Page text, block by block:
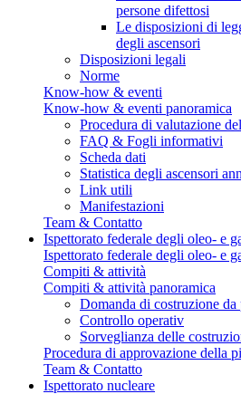
persone difettosi
Le disposizioni di
degli ascensori
Disposizioni legali
Norme
Know-how & eventi
Know-how & eventi panoramica
Procedura di valutazione
FAQ & Fogli informativi
Scheda dati
Statistica degli ascensori
Link utili
Manifestazioni
Team & Contatto
Ispettorato federale degli oleo- e
Ispettorato federale degli oleo- e
Compiti & attività
Compiti & attività panoramica
Domanda di costruzione da
Controllo operativ
Sorveglianza delle
Procedura di approvazione della
Team & Contatto
Ispettorato nucleare